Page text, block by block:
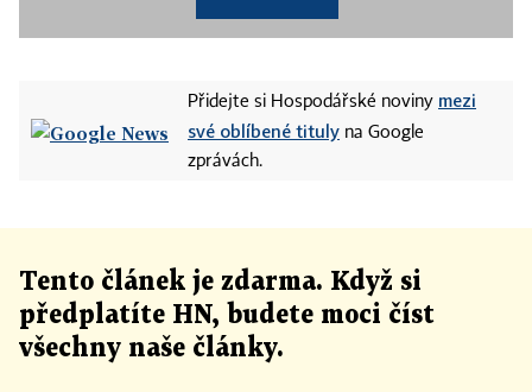
Přidejte si Hospodářské noviny mezi
své oblíbené tituly na Google
zprávách.
Tento článek je zdarma. Když si
předplatíte HN, budete moci číst
všechny naše články.